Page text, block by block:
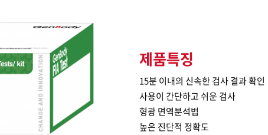
제품특징
15분 이내의 신속한 검사 결과 확인
사용이 간단하고 쉬운 검사
형광 면역분석법
높은 진단적 정확도